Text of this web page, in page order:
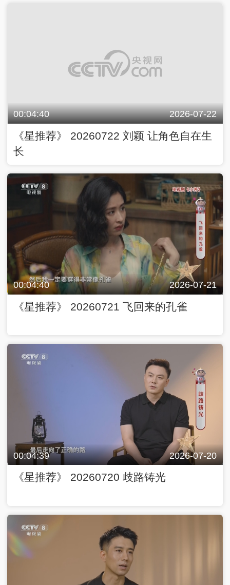
00:04:40 2026-07-22
《星推荐》 20260722 刘颖 让角色自在生
长
00:04:40 2026-07-21
《星推荐》 20260721 飞回来的孔雀
00:04:39 2026-07-20
《星推荐》 20260720 歧路铸光